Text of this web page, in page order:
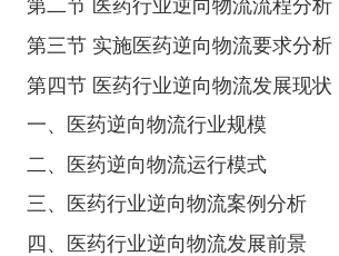
第二节 医药行业逆向物流流程分析
第三节 实施医药逆向物流要求分析
第四节 医药行业逆向物流发展现状
一、医药逆向物流行业规模
二、医药逆向物流运行模式
三、医药行业逆向物流案例分析
四、医药行业逆向物流发展前景